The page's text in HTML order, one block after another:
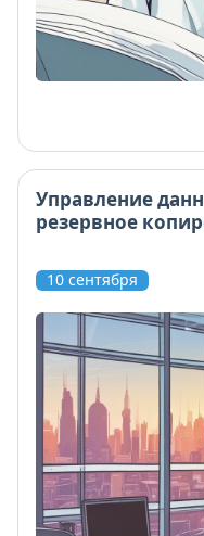
Управление
резервное
10 сентября